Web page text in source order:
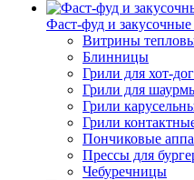
Фаст-фуд и
Витрины
Блинницы
Грили для хот-
Грили для
Грили
Грили
Пончиковые
Прессы для
Чебуречницы